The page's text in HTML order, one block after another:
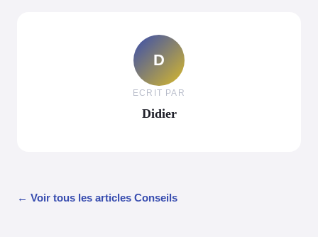
D
ECRIT PAR
Didier
← Voir tous les articles Conseils